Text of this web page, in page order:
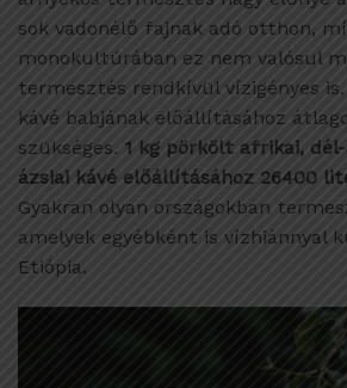
sok vadonélő fajnak adó otthon,
monokultúrában ez nem valósul
termesztés rendkívül vízigényes is.
kávé babjának előállításához
szükséges. 1 kg pörkölt afrikai,
ázsiai kávé előállításához 26400
Gyakran olyan országokban
amelyek egyébként is vízhiánnyal
Etiópia.